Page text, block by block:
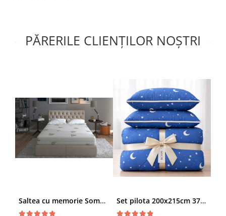
PĂRERILE CLIENȚILOR NOȘTRI
Saltea cu memorie SomnART XXL Memory Plus 160x190, înălțime 25cm, pentru persoane supraponderale, husă Aloe Vera detașabilă, rulată, fermitate mare Set pilota 200x215cm 370g cu 2 perne 50x70,albastru- PLT36